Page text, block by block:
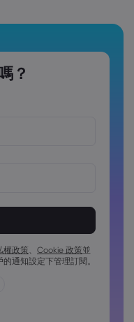
？
權政策、 Cookie 政策並
通知設定下管理訂閱。